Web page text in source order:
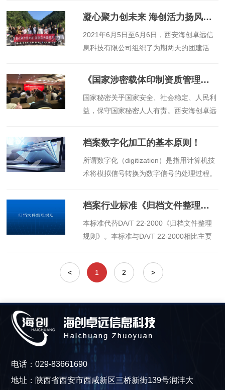
凝心聚力创未来 海创活力扬风采——海创科技2021年夏季团建活动
​2021年6月5日至6月6日，西安海创卓远信
息科技有限公司组织了为期两天的团建活
交流、增进感情”的主题开展，本次活动的
开展取得了显著效果，并最终达到了团队建
设的目的。
《国家涉密载体印制资质管理办法》培训班圆满成功
​国家秘密关乎国家安全、社会稳定、人民利
益，保守国家秘密人人有责。西安海创卓远
印制资质》的单位，积极参加了陕西省国家
保密局于2021年3月25日-26日组织的为期
两天的《国家涉密载体印制资质管理办法》
培训班。
档案数字化加工的基本原则！
​所谓数字化（digitization）是指用计算机技
术将模拟信号转换为数字信号的处理过程。
等数码设备对纸质档案进行数字化加工，将
其转化为存储在磁带、磁盘、光盘等载体上
并能被计算机识别的数字图像或数字文本的
处理过程。
档案行业标准《归档文件整理规则》
​本标准代替DA/T 22-2000《归档文件整理
规则》。本标准与DA/T 22-2000相比主要
< 1 2 >
电话：029-83661690
地址：陕西省西安市西咸新区三桥新街139号润沣大